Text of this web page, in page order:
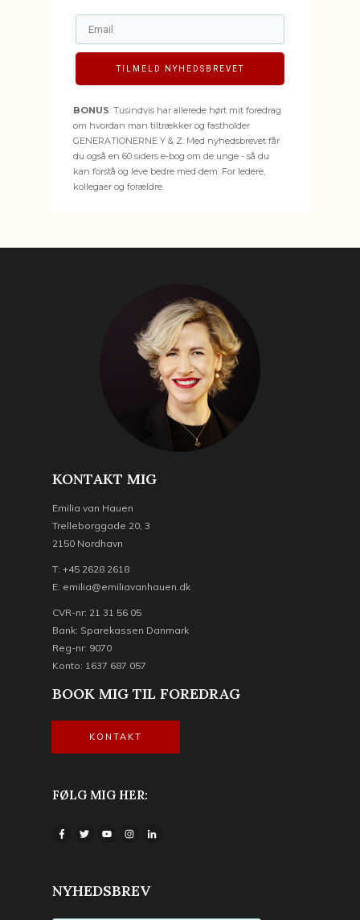
TILMELD NYHEDSBREVET
BONUS: Tusindvis har allerede hørt mit foredrag
om hvordan man tiltrækker og fastholder
GENERATIONERNE Y & Z. Med nyhedsbrevet får
du også en 60 siders e-bog om de unge - så du
kan forstå og leve bedre med dem. For ledere,
kollegaer og forældre.
KONTAKT MIG
Emilia van Hauen
Trelleborggade 20, 3
2150 Nordhavn
T: +45 2628 2618
E: emilia@emiliavanhauen.dk
CVR-nr: 21 31 56 05
Bank: Sparekassen Danmark
Reg-nr: 9070
Konto: 1637 687 057
BOOK MIG TIL FOREDRAG
KONTAKT
FØLG MIG HER:
NYHEDSBREV